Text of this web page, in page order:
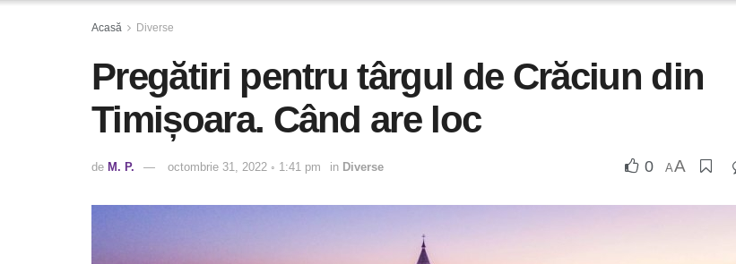
Acasă Diverse
Pregătiri pentru târgul de Crăciun din
Timișoara. Când are loc
de M. P. octombrie 31, 2022 ◦ 1:41 pm in Diverse 0 AA